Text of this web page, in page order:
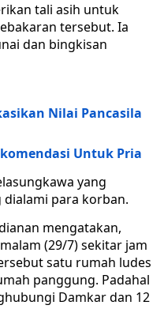
tali asih untuk
tersebut. Ia
dan bingkisan
Nilai Pancasila
Untuk Pria
yang
dialami para korban.
mengatakan,
(29/7) sekitar jam
satu rumah ludes
panggung. Padahal
Damkar dan 12